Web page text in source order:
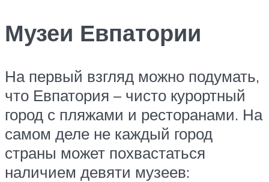
Музеи Евпатории
На первый взгляд можно подумать,
что Евпатория – чисто курортный
город с пляжами и ресторанами. На
самом деле не каждый город
страны может похвастаться
наличием девяти музеев: